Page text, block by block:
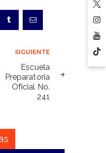
SIGUIENTE
Escuela
Preparatoria
Oficial No.
241